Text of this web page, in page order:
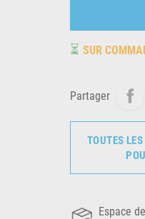
⏳ SUR
Partager
TOUTES
Espace